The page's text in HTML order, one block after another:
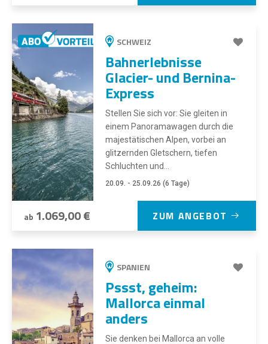
SCHWEIZ
Bahnerlebnisse
Glacier- und Bernina-
Express
Stellen Sie sich vor: Sie gleiten in
einem Panoramawagen durch die
majestätischen Alpen, vorbei an
glitzernden Gletschern, tiefen
Schluchten und...
20.09. - 25.09.26 (6 Tage)
ab 1.069,00 € ZUM ANGEBOT
SPANIEN
Pssst, geheim:
Mallorca einmal
anders
Sie denken bei Mallorca an volle